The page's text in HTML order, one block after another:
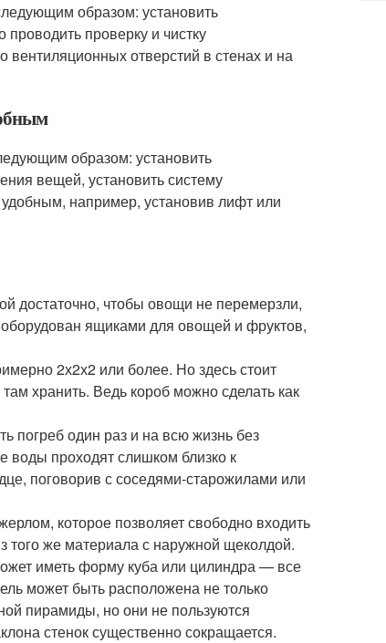
образом: установить
проверку и чистку
вентиляционных отверстий в стенах и на
образом: установить
вещей, установить систему
удобным, например, установив лифт или
достаточно, чтобы овощи не перемерзли,
ящиками для овощей и фруктов,
2х2х2 или более. Но здесь стоит
хранить. Ведь короб можно сделать как
погреб один раз и на всю жизнь без
воды проходят слишком близко к
поговорив с соседями-старожилами или
которое позволяет свободно входить
того же материала с наружной щеколдой.
иметь форму куба или цилиндра — все
может быть расположена не только
пирамиды, но они не пользуются
стенок существенно сокращается.